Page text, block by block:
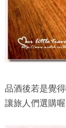
品酒後若是覺
讓旅人們選購喔